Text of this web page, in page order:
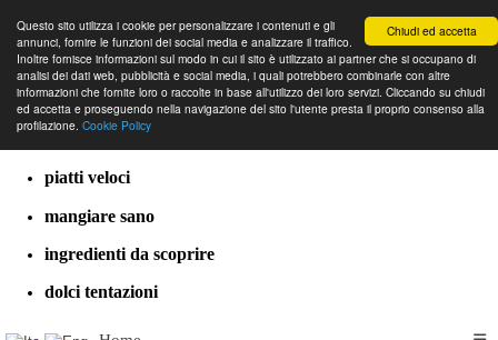
Chiudi ed accetta
Questo sito utilizza i cookie per personalizzare i contenuti e gli
annunci, fornire le funzioni dei social media e analizzare il traffico.
Inoltre fornisce informazioni sul modo in cui il sito è utilizzato ai partner che si occupano di
analisi dei dati web, pubblicità e social media, i quali potrebbero combinarle con altre
informazioni che fornite loro o raccolte in base all'utilizzo dei loro servizi. Cliccando su chiudi
ed accetta e proseguendo nella navigazione del sito l'utente presta il proprio consenso alla
profilazione. Cookie Policy
cucina dal mondo
ricette classiche
piatti veloci
mangiare sano
ingredienti da scoprire
dolci tentazioni